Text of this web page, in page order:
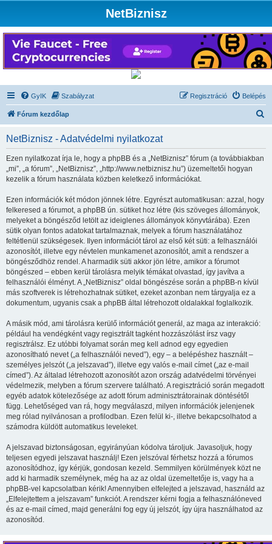
NetBiznisz
GyIK Szabályzat Belépés
Regisztráció
Fórum kezdőlap
NetBiznisz - Adatvédelmi nyilatkozat
Ezen nyilatkozat írja le, hogy a phpBB és a „NetBiznisz” fórum (a továbbiakban
„mi”, „a fórum”, „NetBiznisz”, „http://www.netbiznisz.hu”) üzemeltetői hogyan
kezelik a fórum használata közben keletkező információkat.
Ezen információk két módon jönnek létre. Egyrészt automatikusan: azzal, hogy
felkeresed a fórumot, a phpBB ún. sütiket hoz létre (kis szöveges állományok,
melyeket a böngésződ letölt az ideiglenes állományok könyvtárába). Ezen
sütik olyan fontos adatokat tartalmaznak, melyek a fórum használatához
feltétlenül szükségesek. Ilyen információt tárol az első két süti: a felhasználói
azonosítót, illetve egy névtelen munkamenet azonosítót, amit a rendszer a
böngésződhöz rendel. A harmadik süti akkor jön létre, amikor a fórumot
böngészed – ebben kerül tárolásra melyik témákat olvastad, így javítva a
felhasználói élményt. A „NetBiznisz” oldal böngészése során a phpBB-n kívül
más szoftverek is létrehozhatnak sütiket, ezeket azonban nem tárgyalja ez a
dokumentum, ugyanis csak a phpBB által létrehozott oldalakkal foglalkozik.
A másik mód, ami tárolásra kerülő információt generál, az maga az interakció:
például ha vendégként vagy regisztrált tagként hozzászólást írsz vagy
regisztrálsz. Ez utóbbi folyamat során meg kell adnod egy egyedien
azonosítható nevet („a felhasználói neved”), egy – a belépéshez használt –
személyes jelszót („a jelszavad”), illetve egy valós e-mail címet („az e-mail
címed”). Az általad létrehozott azonosítót azon ország adatvédelmi törvényei
védelmezik, melyben a fórum szervere található. A regisztráció során megadott
egyéb adatok kötelezősége az adott fórum adminisztrátorainak döntésétől
függ. Lehetőséged van rá, hogy megválaszd, milyen információk jelenjenek
meg rólad nyilvánosan a profilodban. Ezen felül ki-, illetve bekapcsolhatod a
számodra küldött automatikus leveleket.
A jelszavad biztonságosan, egyirányúan kódolva tároljuk. Javasoljuk, hogy
teljesen egyedi jelszavat használj! Ezen jelszóval férhetsz hozzá a fórumos
azonosítódhoz, így kérjük, gondosan kezeld. Semmilyen körülmények közt ne
add ki harmadik személynek, még ha az az oldal üzemeltetője is, vagy ha a
phpBB-vel kapcsolatban kérik! Amennyiben elfelejted a jelszavad, használd az
„Elfelejtettem a jelszavam” funkciót. A rendszer kérni fogja a felhasználóneved
és az e-mail címed, majd generálni fog egy új jelszót, így újra használhatod az
azonosítód.